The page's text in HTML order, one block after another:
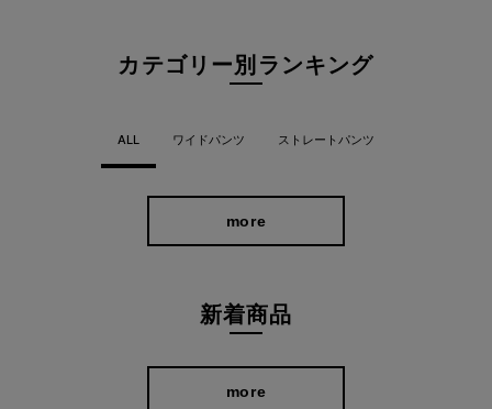
濯機で洗えるから、お手入れも楽々。 また、長時間座りっぱなし
カテゴリー別ランキング
ALL ワイドパンツ ストレートパンツ
more
新着商品
more